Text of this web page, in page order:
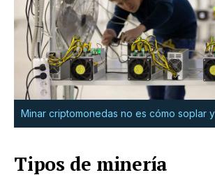
Minar criptomonedas no es cómo soplar
Tipos de minería